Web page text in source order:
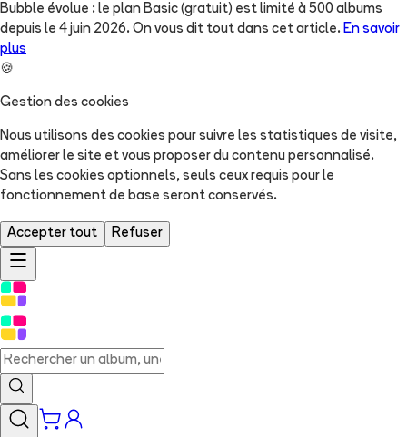
Bubble évolue : le plan Basic (gratuit) est limité à 500 albums
depuis le 4 juin 2026. On vous dit tout dans cet article. En savoir
plus
🍪
Gestion des cookies
Nous utilisons des cookies pour suivre les statistiques de visite,
améliorer le site et vous proposer du contenu personnalisé.
Sans les cookies optionnels, seuls ceux requis pour le
fonctionnement de base seront conservés.
Accepter tout Refuser